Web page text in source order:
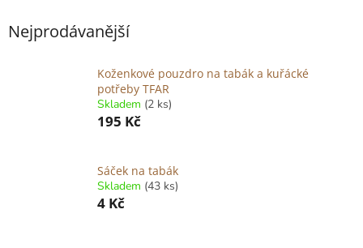
Nejprodávanější
Koženkové pouzdro na tabák a kuřácké
potřeby TFAR
Skladem (2 ks)
195 Kč
Sáček na tabák
Skladem (43 ks)
4 Kč